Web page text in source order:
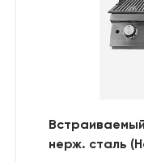
нерж. сталь